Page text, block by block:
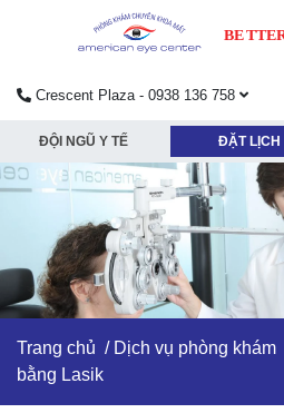
Crescent Plaza - 0938 136 758
ĐỘI NGŨ Y TẾ ĐẶT LỊCH
Trang chủ / Dịch vụ phòng khám
bằng Lasik